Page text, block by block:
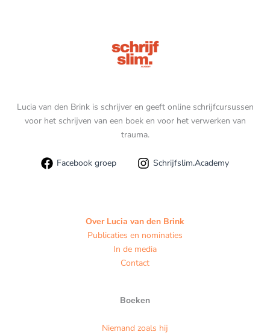
Lucia van den Brink is schrijver en geeft online schrijfcursussen
voor het schrijven van een boek en voor het verwerken van
trauma.
Facebook groep Schrijfslim.Academy
Over Lucia van den Brink
Publicaties en nominaties
In de media
Contact
Boeken
Niemand zoals hij